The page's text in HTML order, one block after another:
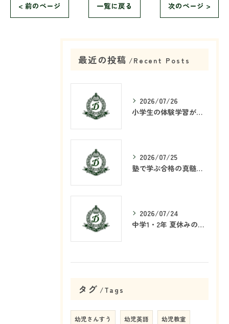
< 前のページ 一覧に戻る 次のページ >
最近の投稿 Recent Posts
2026/07/26
小学生の体験学習が塾で重要な理由
2026/07/25
塾で学ぶ合格の真髄とは何か
2026/07/24
中学1・2年 夏休みの学習戦略
タグ Tags
幼児さんすう 幼児英語 幼児教室